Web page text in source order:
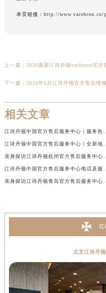
本页链接： http://www.vacehron.cn/
上一篇： 2026最新江诗丹顿vacheron官
下一篇： 2026年6月江诗丹顿官方售后维
相关文章
江
北京江诗丹